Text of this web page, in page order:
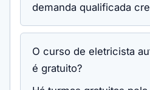
demanda qualificada
O curso de eletricista
é gratuito?